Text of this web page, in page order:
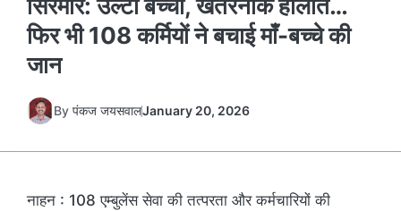
सिरमौर: उल्टा बच्चा, खतरनाक हालात…
फिर भी 108 कर्मियों ने बचाई माँ-बच्चे की
जान
By पंकज जयसवालJanuary 20, 2026
नाहन : 108 एम्बुलेंस सेवा की तत्परता और कर्मचारियों की